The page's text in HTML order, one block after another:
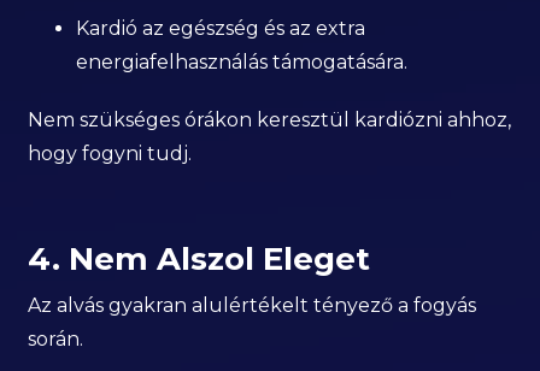
Kardió az egészség és az extra
energiafelhasználás támogatására.
Nem szükséges órákon keresztül kardiózni ahhoz,
hogy fogyni tudj.
4. Nem Alszol Eleget
Az alvás gyakran alulértékelt tényező a fogyás
során.